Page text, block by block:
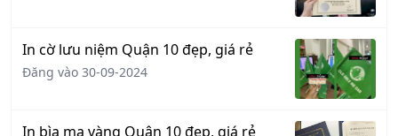
In cờ lưu niệm Quận 10 đẹp, giá rẻ
Đăng vào 30-09-2024
In bìa mạ vàng Quận 10 đẹp, giá rẻ